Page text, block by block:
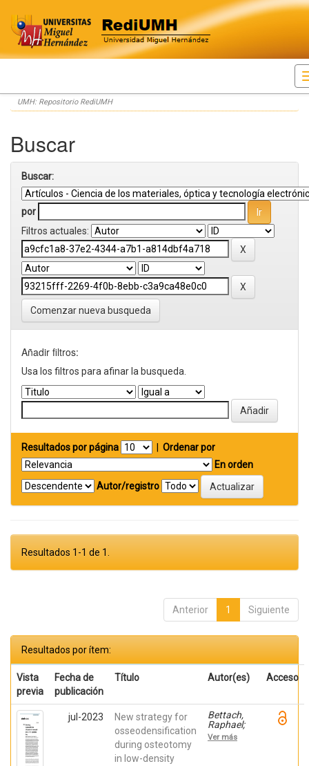
Skip
navigation
UMH: Repositorio RediUMH
Buscar
Buscar:
por
Filtros actuales:
Comenzar nueva busqueda
Añadir filtros:
Usa los filtros para afinar la busqueda.
Resultados por página
Ordenar por
En orden
Autor/registro
Resultados 1-1 de 1.
Anterior 1 Siguiente
Resultados por ítem:
Vista
previa
Fecha de
publicación
Título Autor(es) Acceso
jul-2023
New strategy for
osseodensification
during osteotomy
in low-density
Bettach,
Raphael;
Boukhris,
Gilles; De
Ver más